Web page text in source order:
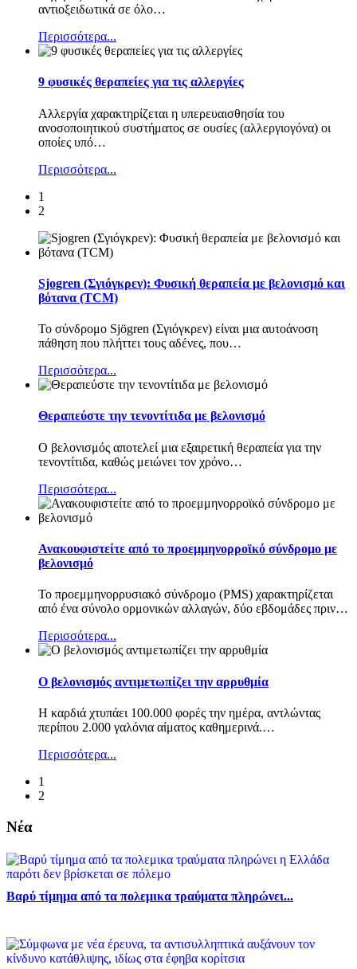
αντιοξειδωτικά σε όλο…
Περισσότερα...
9 φυσικές θεραπείες για τις αλλεργίες
Αλλεργία χαρακτηρίζεται η υπερευαισθησία του
ανοσοποιητικού συστήματος σε ουσίες (αλλεργιογόνα) οι
οποίες υπό…
Περισσότερα...
1
2
Sjogren (Σγιόγκρεν): Φυσική θεραπεία με βελονισμό και
βότανα (TCM)
Το σύνδρομο Sjögren (Σγιόγκρεν) είναι μια αυτοάνοση
πάθηση που πλήττει τους αδένες, που…
Περισσότερα...
Θεραπεύστε την τενοντίτιδα με βελονισμό
Ο βελονισμός αποτελεί μια εξαιρετική θεραπεία για την
τενοντίτιδα, καθώς μειώνει τον χρόνο…
Περισσότερα...
Ανακουφιστείτε από το προεμμηνορροϊκό σύνδρομο με
βελονισμό
Το προεμμηνορρυσιακό σύνδρομο (PMS) χαρακτηρίζεται
από ένα σύνολο ορμονικών αλλαγών, δύο εβδομάδες πριν…
Περισσότερα...
Ο βελονισμός αντιμετωπίζει την αρρυθμία
Η καρδιά χτυπάει 100.000 φορές την ημέρα, αντλώντας
περίπου 2.000 γαλόνια αίματος καθημερινά.…
Περισσότερα...
1
2
Νέα
Βαρύ τίμημα από τα πολεμικα τραύματα πληρώνει...